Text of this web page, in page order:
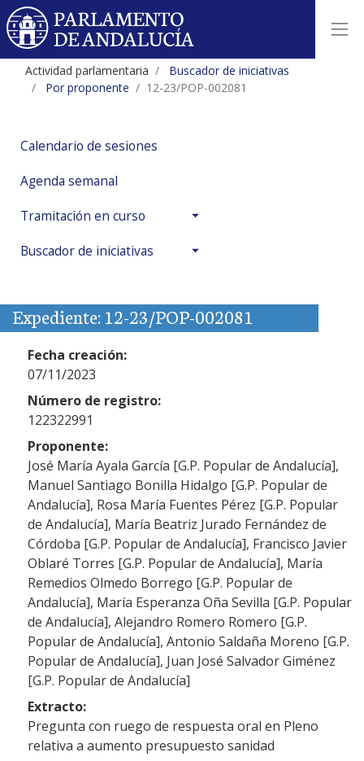
Actividad parlamentaria
Buscador de iniciativas
Por proponente
12-23/POP-002081
Calendario de sesiones
Agenda semanal
Tramitación en curso
Buscador de iniciativas
Expediente: 12-23/POP-002081
Fecha creación:
07/11/2023
Número de registro:
122322991
Proponente:
José María Ayala García [G.P. Popular de Andalucía],
Manuel Santiago Bonilla Hidalgo [G.P. Popular de
Andalucía], Rosa María Fuentes Pérez [G.P. Popular
de Andalucía], María Beatriz Jurado Fernández de
Córdoba [G.P. Popular de Andalucía], Francisco Javier
Oblaré Torres [G.P. Popular de Andalucía], María
Remedios Olmedo Borrego [G.P. Popular de
Andalucía], María Esperanza Oña Sevilla [G.P. Popular
de Andalucía], Alejandro Romero Romero [G.P.
Popular de Andalucía], Antonio Saldaña Moreno [G.P.
Popular de Andalucía], Juan José Salvador Giménez
[G.P. Popular de Andalucía]
Extracto:
Pregunta con ruego de respuesta oral en Pleno
relativa a aumento presupuesto sanidad